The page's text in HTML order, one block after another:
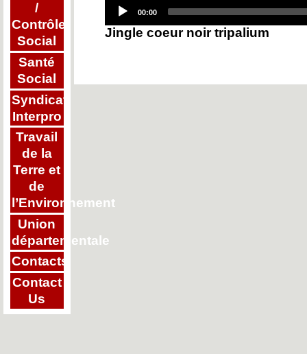
/
Contrôle
Social
Santé
Social
Syndicat
Interpro
Travail
de la
Terre et
de
l’Environnement
Union
départementale
Contacts
Contact
Us
Player
Current
00:00
Jingle coeur noir tripalium